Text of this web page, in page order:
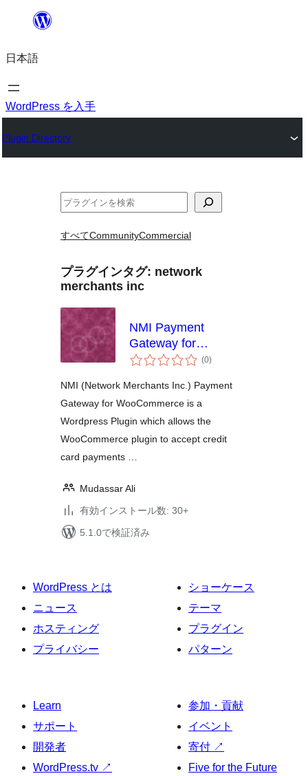
を
ス
キ
プ
日本語
WordPress を入手
Plugin Directory
検
すべてCommunityCommercial
プラグインタグ: network
merchants inc
NMI Payment
Gateway for
WooCommerce
(0個
の)
NMI (Network Merchants Inc.) Payment
Gateway for WooCommerce is a
Wordpress Plugin which allows the
WooCommerce plugin to accept credit
card payments …
Mudassar Ali
有効インストール数: 30+
5.1.0で検証済み
WordPress とは
ニュース
ホスティング
プライバシー
ショーケース
テーマ
プラグイン
パターン
Learn
サポート
開発者
WordPress.tv ↗
参加・貢献
イベント
寄付 ↗
Five for the Future